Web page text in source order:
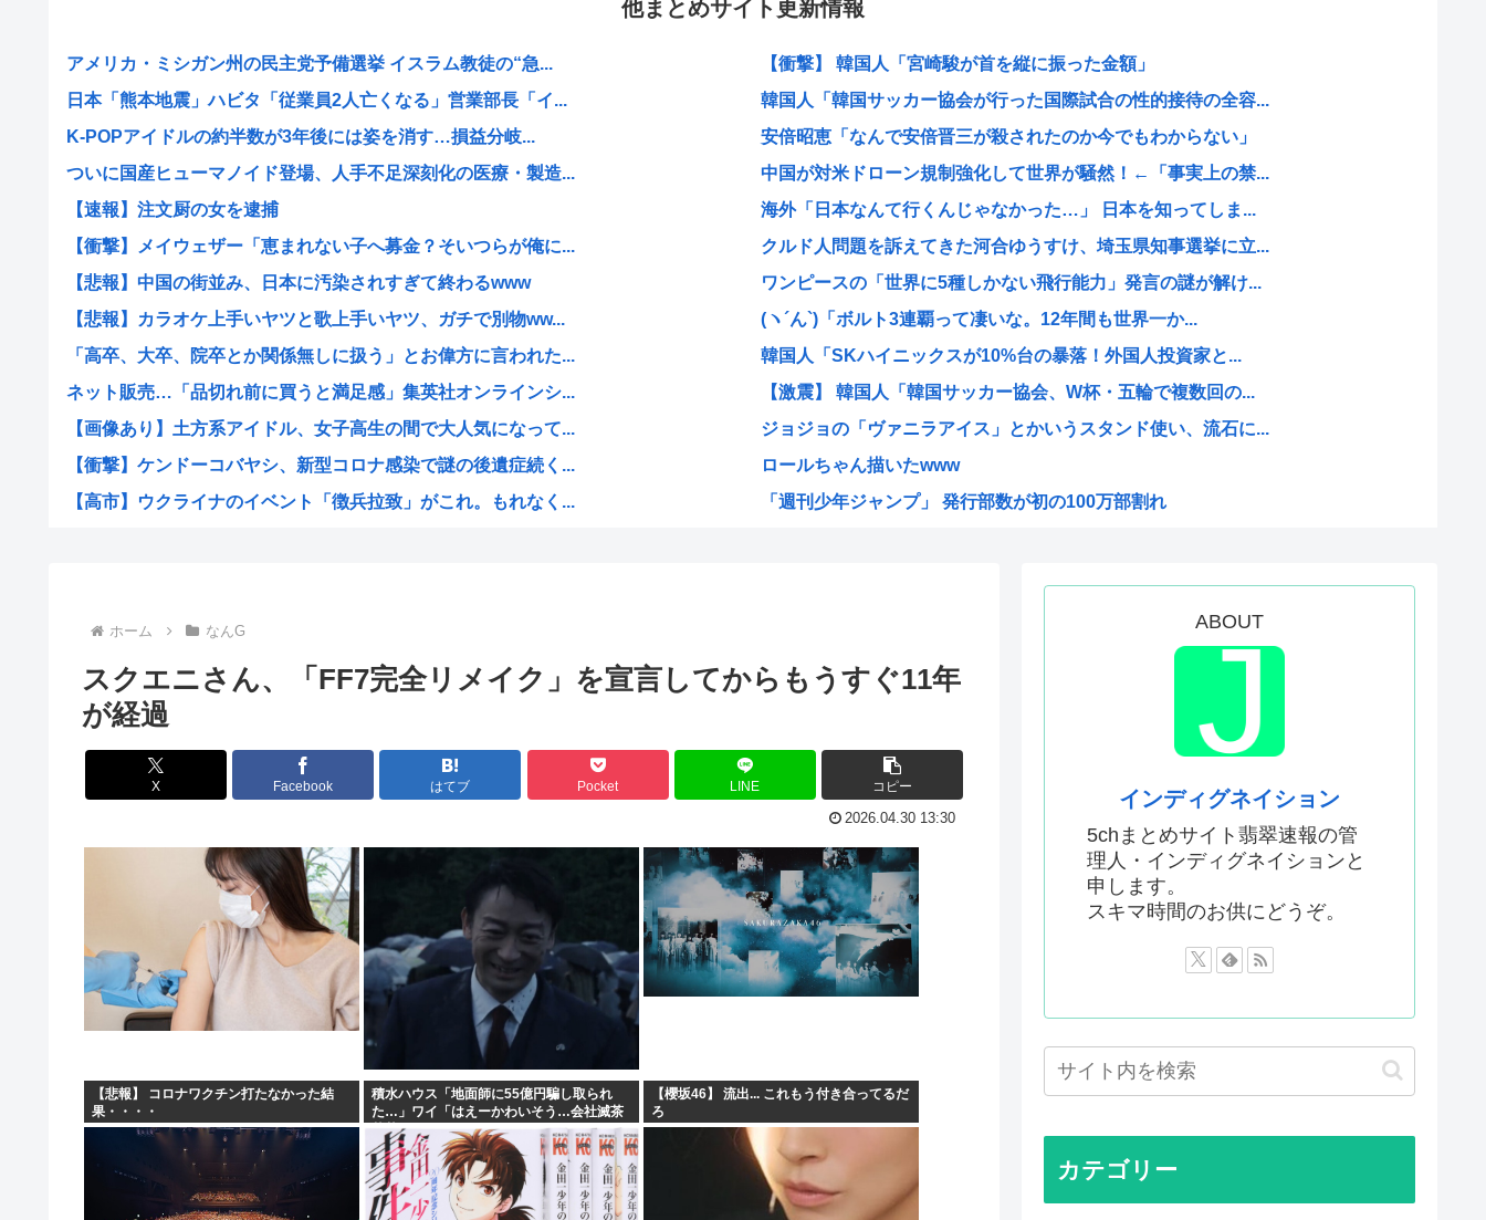
他まとめサイト更新情報
アメリカ・ミシガン州の民主党予備選挙 イスラム教徒の“急...
日本「熊本地震」ハビタ「従業員2人亡くなる」営業部長「イ...
K-POPアイドルの約半数が3年後には姿を消す…損益分岐...
ついに国産ヒューマノイド登場、人手不足深刻化の医療・製造...
【速報】注文厨の女を逮捕
【衝撃】メイウェザー「恵まれない子へ募金？そいつらが俺に...
【悲報】中国の街並み、日本に汚染されすぎて終わるwww
【悲報】カラオケ上手いヤツと歌上手いヤツ、ガチで別物ww...
「高卒、大卒、院卒とか関係無しに扱う」とお偉方に言われた...
ネット販売…「品切れ前に買うと満足感」集英社オンラインシ...
【画像あり】土方系アイドル、女子高生の間で大人気になって...
【衝撃】ケンドーコバヤシ、新型コロナ感染で謎の後遺症続く...
【高市】ウクライナのイベント「徴兵拉致」がこれ。もれなく...
すまん、「プライベート・ライアン」とかいう大昔の戦争映画...
【衝撃】手術中に熊本地震が直撃した結果www(※動画あり...
【描込】なんだよこの漫画ｗｗｗ【注意】
【衝撃】 中国製ルーター20機種にバックドア発見！ ネッ...
【画像】仙台育英初の女子野球部員・星よつはがガチで可愛す...
【悲報】結婚して2年目の奥さんが風俗経験者だと判明
【最新版】日本の都市の都会度ランキングがこちらwww
ダイソーの220円のUSBケーブルが3ヶ月でダメになった...
【警告】ADHDグレーと診断された子供たち、高確率で『こ...
【画像】どえらい乳のJSが発見される
中国外務省、広島原爆投下に関して「同情を得ようと核被害者...
【急募】みい山作者・亜月ねねちゃんがここから逆転する方法
【衝撃】 韓国人「宮崎駿が首を縦に振った金額」
韓国人「韓国サッカー協会が行った国際試合の性的接待の全容...
安倍昭恵「なんで安倍晋三が殺されたのか今でもわからない」
中国が対米ドローン規制強化して世界が騒然！←「事実上の禁...
海外「日本なんて行くんじゃなかった…」 日本を知ってしま...
クルド人問題を訴えてきた河合ゆうすけ、埼玉県知事選挙に立...
ワンピースの「世界に5種しかない飛行能力」発言の謎が解け...
(ヽ´ん`)「ボルト3連覇って凄いな。12年間も世界一か...
韓国人「SKハイニックスが10%台の暴落！外国人投資家と...
【激震】 韓国人「韓国サッカー協会、W杯・五輪で複数回の...
ジョジョの「ヴァニラアイス」とかいうスタンド使い、流石に...
ロールちゃん描いたwww
「週刊少年ジャンプ」 発行部数が初の100万部割れ
海外「日本にはこんな特殊な標識があるんだけど皆は見たこと...
自民党「日本人56す56す56す56す56すコロスコロス...
熊本地震避難所で高市早苗の態度が非常に良いと話題
高市早苗「消費税減税の財源は今から考える」
声優の長谷川育美さんと結婚したいんやが
部落民のことお前らの地域ってなんて言ってた？
中国大使館に侵入した自衛官（24）、動機を告白「中国の強...
海外「ディズニーがゴミのようだ！」日本がアニメ化した米人...
今期アニメの評価、ついに固まる
韓国人「韓国サッカー協会W杯予選で外国人審判に性接待した...
「味方のふりをしてたが、実は敵のスパイだったキャラ」 何...
みいちゃん作者、お気持ち表明ツイートから1週間沈黙www
高市総書記に逆らった財務官僚、左遷されるwww
ヒロアカ見たらまじで好きになったんやが
ホーム なんG
スクエニさん、「FF7完全リメイク」を宣言してからもうすぐ11年
が経過
X Facebook はてブ Pocket LINE コピー
2026.04.30 13:30
【悲報】 コロナワクチン打たなかった結
果・・・・
積水ハウス「地面師に55億円騙し取られ
た…」ワイ「はえーかわいそう…会社滅茶
苦茶やろなぁ」→
【櫻坂46】 流出... これもう付き合ってるだ
ろ
ABOUT
インディグネイション
5chまとめサイト翡翠速報の管
理人・インディグネイションと
申します。
スキマ時間のお供にどうぞ。
カテゴリー